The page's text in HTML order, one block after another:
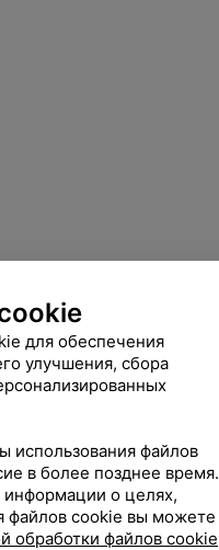
для обеспечения
улучшения, сбора
использования файлов
в более позднее время.
о целях,
файлов cookie вы можете
обработки файлов cookie